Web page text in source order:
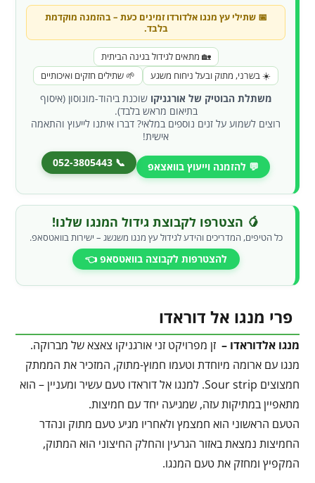
📅 שתילי עץ מנגו אלדורדוזמינים כעת –בהזמנה מוקדמת
בלבד.
🏡 מתאים לגידול בגינה הביתית
☀️ בשרני, מתוק ובעל ניחוח משגע
🌱 שתילים חזקים ואיכותיים
משתלת הבוטיק של אורגניקו שוכנת ביהוד-מונוסון (איסוף
בתיאום מראש בלבד).
רוצים לשמוע על זנים נוספים במלאי? דברו איתנו לייעוץ והתאמה
אישית!
💬 להזמנה וייעוץ בוואצאפ 📞 052-3805443
🥭 הצטרפו לקבוצת גידול המנגו שלנו!
כל הטיפים, המדריכים והידע לגידול עץ מנגו משגשג – ישירות בוואטסאפ.
להצטרפות לקבוצה בוואטסאפ 👈
פרי מנגו אל דוראדו
מנגו אלדוראדו – זן מפרויקט זני אורגניקו צאצא של מברוקה.
מנגו עם ארומה מיוחדת וטעמו חמוץ-מתוק, המזכיר את הממתק
חמצוצים Sour strip. למנגו אל דוראדו טעם עשיר ומעניין – הוא
מתאפיין במתיקות עזה, שמגיעה יחד עם חמיצות.
הטעם הראשוני הוא חמצמץ ולאחריו מגיע טעם מתוק ונהדר
החמיצות נמצאת באזור הגרעין והחלק החיצוני הוא המתוק,
המקפיץ ומחזק את טעם המנגו.